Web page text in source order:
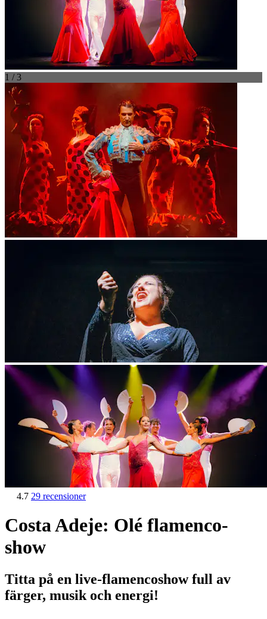
1 / 3
4.7 29 recensioner
Costa Adeje: Olé flamenco-
show
Titta på en live-flamencoshow full av
färger, musik och energi!